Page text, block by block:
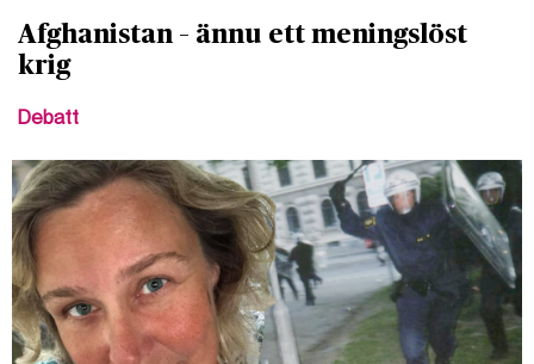
Afghanistan – ännu ett meningslöst
krig
Debatt